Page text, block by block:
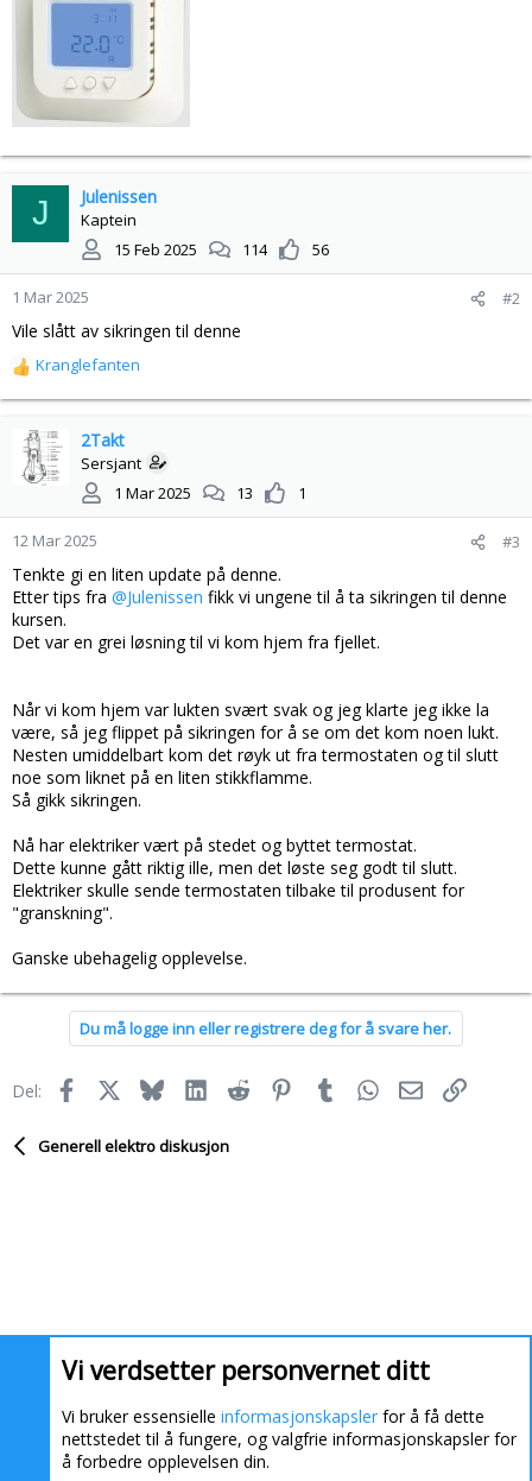
J Julenissen
Kaptein
15 Feb 2025
114 56
1 Mar 2025 #2
Vile slått av sikringen til denne
R
e
n
e
r
:
Kranglefanten
2Takt
Sersjant
1 Mar 2025
13 1
12 Mar 2025 #3
Tenkte gi en liten update på denne.
Etter tips fra @Julenissen fikk vi ungene til å ta sikringen til denne
kursen.
Det var en grei løsning til vi kom hjem fra fjellet.
Når vi kom hjem var lukten svært svak og jeg klarte jeg ikke la
være, så jeg flippet på sikringen for å se om det kom noen lukt.
Nesten umiddelbart kom det røyk ut fra termostaten og til slutt
noe som liknet på en liten stikkflamme.
Så gikk sikringen.
Nå har elektriker vært på stedet og byttet termostat.
Dette kunne gått riktig ille, men det løste seg godt til slutt.
Elektriker skulle sende termostaten tilbake til produsent for
"granskning".
Ganske ubehagelig opplevelse.
Du må logge inn eller registrere deg for å svare her.
Del: Facebook BlueskyLinkedInReddit PinterestTumblr WhatsApp
E-postLink
Generell elektro diskusjon
Vi verdsetter personvernet ditt
Vi bruker essensielle informasjonskapsler for å få dette
nettstedet til å fungere, og valgfrie informasjonskapsler for
å forbedre opplevelsen din.